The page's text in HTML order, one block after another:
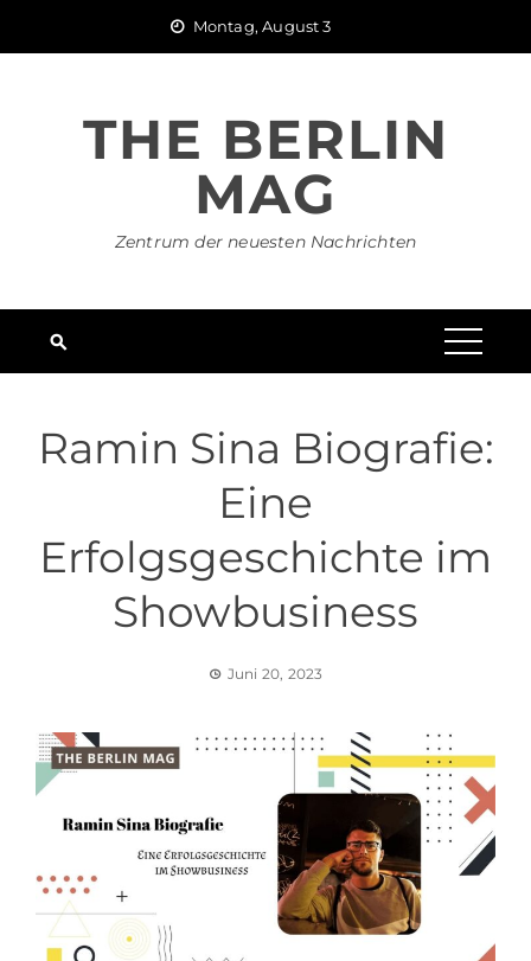
Montag, August 3
THE BERLIN
MAG
Zentrum der neuesten Nachrichten
Ramin Sina Biografie:
Eine
Erfolgsgeschichte im
Showbusiness
Juni 20, 2023